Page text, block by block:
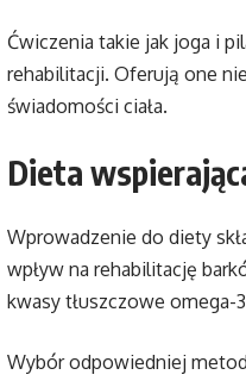
Ćwiczenia takie jak joga i
rehabilitacji. Oferują one
świadomości ciała.
Dieta
Wprowadzenie do diety
wpływ na rehabilitację
kwasy tłuszczowe omega-
Wybór odpowiedniej